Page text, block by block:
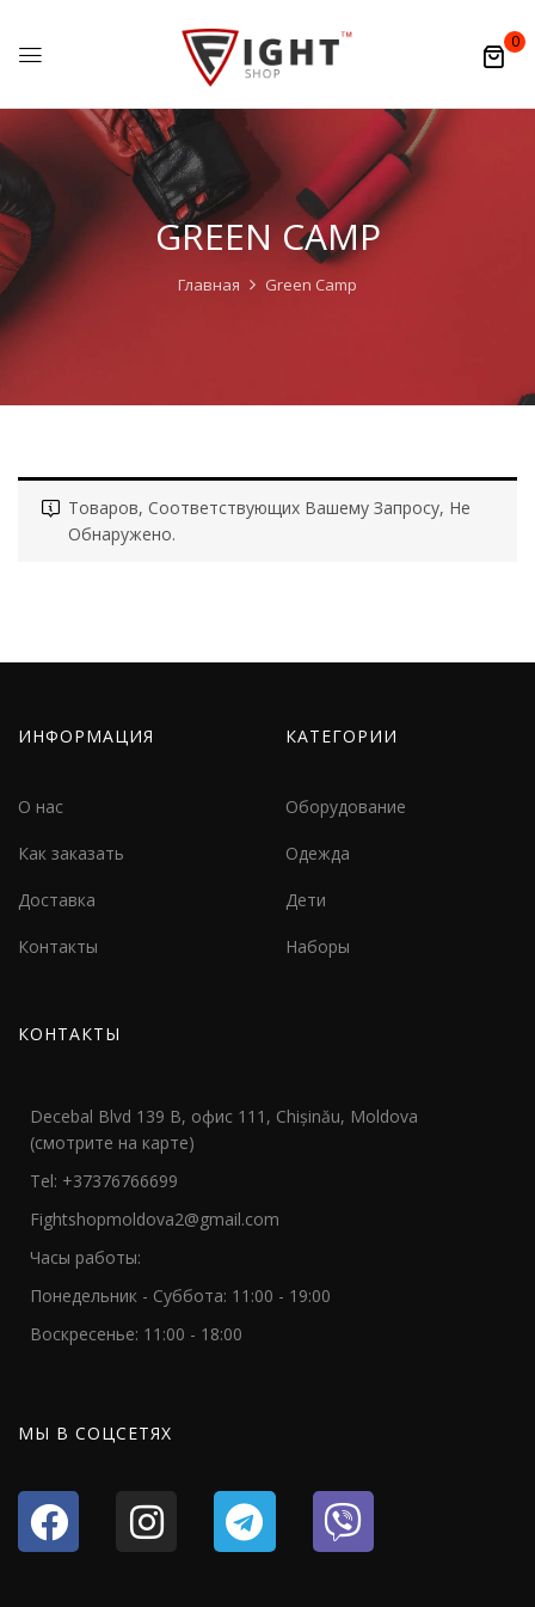
0
GREEN CAMP
Главная Green Camp
Товаров, Соответствующих Вашему Запросу, Не
Обнаружено.
ИНФОРМАЦИЯ
О нас
Как заказать
Доставка
Контакты
КАТЕГОРИИ
Оборудование
Одежда
Дети
Наборы
КОНТАКТЫ
Decebal Blvd 139 B, офис 111, Chișinău, Moldova
(смотрите на карте)
Tel: +37376766699
Fightshopmoldova2@gmail.com
Часы работы:
Понедельник - Суббота: 11:00 - 19:00
Воскресенье: 11:00 - 18:00
МЫ В СОЦСЕТЯХ